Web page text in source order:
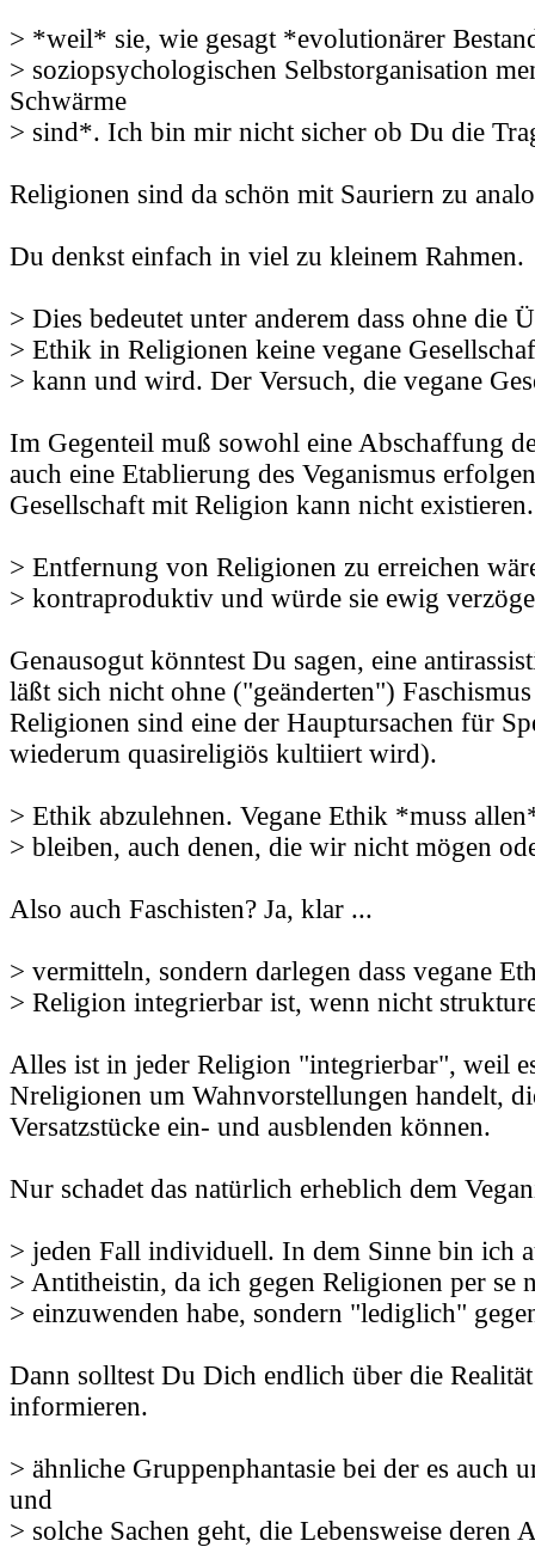
> *weil* sie, wie gesagt *evolutionärer
> soziopsychologischen Selbstorganisation
Schwärme
> sind*. Ich bin mir nicht sicher ob Du die
Religionen sind da schön mit Sauriern zu
Du denkst einfach in viel zu kleinem Rahmen.
> Dies bedeutet unter anderem dass ohne die
> Ethik in Religionen keine vegane
> kann und wird. Der Versuch, die vegane
Im Gegenteil muß sowohl eine Abschaffung
auch eine Etablierung des Veganismus
Gesellschaft mit Religion kann nicht existieren.
> Entfernung von Religionen zu erreichen
> kontraproduktiv und würde sie ewig
Genausogut könntest Du sagen, eine
läßt sich nicht ohne ("geänderten")
Religionen sind eine der Hauptursachen für
wiederum quasireligiös kultiiert wird).
> Ethik abzulehnen. Vegane Ethik *muss
> bleiben, auch denen, die wir nicht mögen
Also auch Faschisten? Ja, klar ...
> vermitteln, sondern darlegen dass vegane
> Religion integrierbar ist, wenn nicht
Alles ist in jeder Religion "integrierbar", weil
Nreligionen um Wahnvorstellungen handelt,
Versatzstücke ein- und ausblenden können.
Nur schadet das natürlich erheblich dem
> jeden Fall individuell. In dem Sinne bin ich
> Antitheistin, da ich gegen Religionen per se
> einzuwenden habe, sondern "lediglich"
Dann solltest Du Dich endlich über die
informieren.
> ähnliche Gruppenphantasie bei der es auch
und
> solche Sachen geht, die Lebensweise deren